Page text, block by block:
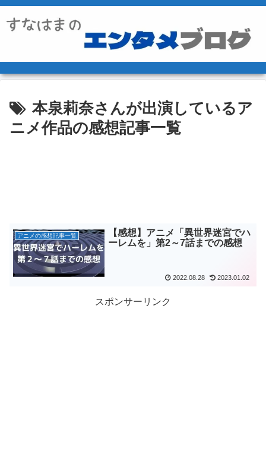
本泉莉奈さんが出演しているア
ニメ作品の感想記事一覧
アニメの感想記事一覧
【感想】アニメ「異世界迷宮でハ
ーレムを」第2～7話までの感想
2022.08.28 2023.01.02
スポンサーリンク